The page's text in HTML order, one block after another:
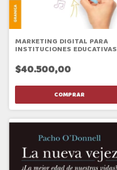
MARKETING DIGITAL PARA
INSTITUCIONES EDUCATIVAS
$40.500,00